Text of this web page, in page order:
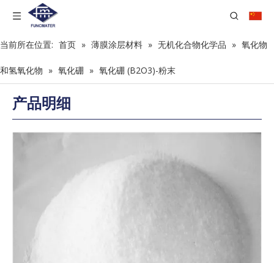
当前所在位置: 首页 » 薄膜涂层材料 » 无机化合物化学品 » 氧化物
和氢氧化物 » 氧化硼 » 氧化硼 (B2O3)-粉末
产品明细